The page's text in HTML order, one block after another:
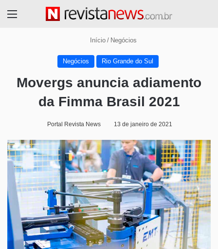
Início / Negócios
Negócios Rio Grande do Sul
Movergs anuncia adiamento
da Fimma Brasil 2021
Portal Revista News 13 de janeiro de 2021